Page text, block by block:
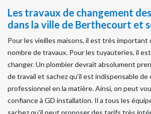
Les travaux de changement
dans la ville de Berthecourt et
Pour les vieilles maisons, il est très important
nombre de travaux. Pour les tuyauteries, il
changer. Un plombier devrait absolument
de travail et sachez qu'il est indispensable
professionnel en la matière. Ainsi, on peut
confiance à GD installation. Il a tous les
sachez qu'il peut proposer des tarifs très